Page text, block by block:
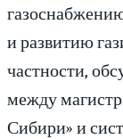
и развитию
частности,
между
Сибири» и